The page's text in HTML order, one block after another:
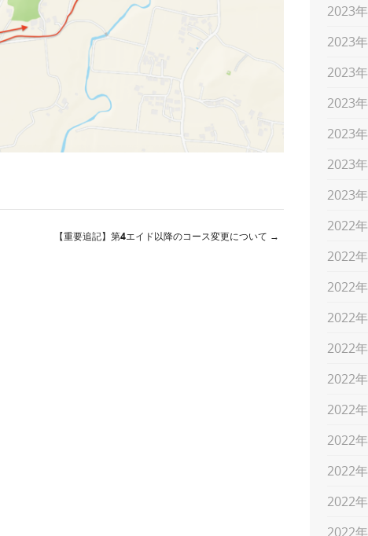
【重要追記】第4エイド以降のコース変更について →
2023
2023
2023
2023
2023
2023
2023
2022
2022
2022
2022
2022
2022
2022
2022
2022
2022
2022